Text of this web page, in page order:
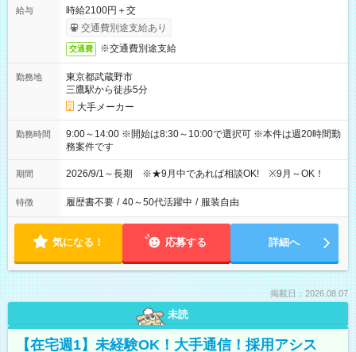
給与
時給2100円＋交
交通費別途支給あり
交通費 ※交通費別途支給
勤務地
東京都武蔵野市
三鷹駅から徒歩5分
大手メーカー
勤務時間
9:00～14:00 ※開始は8:30～10:00で選択可 ※本件は週20時間勤
務案件です
期間 2026/9/1～長期 ※★9月中であれば相談OK! ※9月～OK！
特徴 履歴書不要 / 40～50代活躍中 / 服装自由
気になる！ 応募する 詳細へ
掲載日：2026.08.07
未読
【在宅週1】未経験OK！大手通信！採用アシス